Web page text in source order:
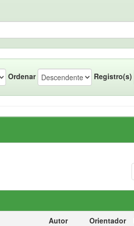
Ordenar Registro(s)
Autor Orientador